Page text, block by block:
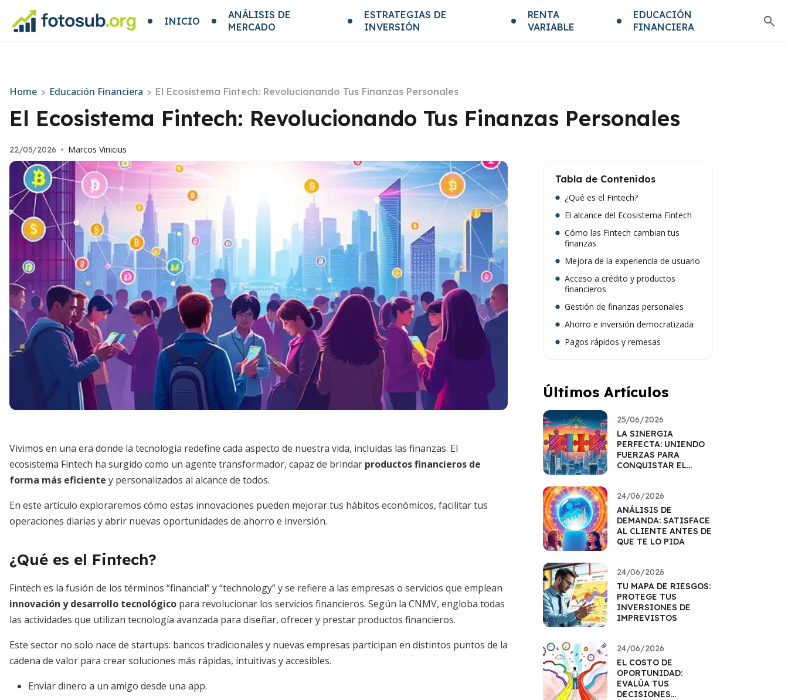
INICIO
ANÁLISIS DE
MERCADO
ESTRATEGIAS DE
INVERSIÓN
RENTA
VARIABLE
EDUCACIÓN
FINANCIERA
Home > Educación Financiera > El Ecosistema Fintech: Revolucionando Tus Finanzas Personales
El Ecosistema Fintech: Revolucionando Tus Finanzas Personales
22/05/2026 • Marcos Vinicius
Vivimos en una era donde la tecnología redefine cada aspecto de nuestra vida, incluidas las finanzas. El
ecosistema Fintech ha surgido como un agente transformador, capaz de brindar productos financieros de
forma más eficiente y personalizados al alcance de todos.
En este artículo exploraremos cómo estas innovaciones pueden mejorar tus hábitos económicos, facilitar tus
operaciones diarias y abrir nuevas oportunidades de ahorro e inversión.
¿Qué es el Fintech?
Fintech es la fusión de los términos “financial” y “technology” y se refiere a las empresas o servicios que emplean
innovación y desarrollo tecnológico para revolucionar los servicios financieros. Según la CNMV, engloba todas
las actividades que utilizan tecnología avanzada para diseñar, ofrecer y prestar productos financieros.
Este sector no solo nace de startups: bancos tradicionales y nuevas empresas participan en distintos puntos de la
cadena de valor para crear soluciones más rápidas, intuitivas y accesibles.
Enviar dinero a un amigo desde una app.
Tabla de Contenidos
¿Qué es el Fintech?
El alcance del Ecosistema Fintech
Cómo las Fintech cambian tus
finanzas
Mejora de la experiencia de usuario
Acceso a crédito y productos
financieros
Gestión de finanzas personales
Ahorro e inversión democratizada
Pagos rápidos y remesas
Últimos Artículos
25/06/2026
LA SINERGIA
PERFECTA: UNIENDO
FUERZAS PARA
CONQUISTAR EL
24/06/2026
ANÁLISIS DE
DEMANDA: SATISFACE
AL CLIENTE ANTES DE
QUE TE LO PIDA
24/06/2026
TU MAPA DE RIESGOS:
PROTEGE TUS
INVERSIONES DE
IMPREVISTOS
24/06/2026
EL COSTO DE
OPORTUNIDAD:
EVALÚA TUS
DECISIONES